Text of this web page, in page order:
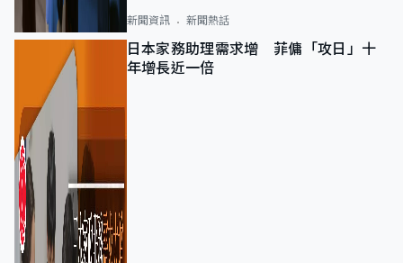
新聞資訊 新聞熱話
日本家務助理需求增 菲傭「攻日」十
年增長近一倍